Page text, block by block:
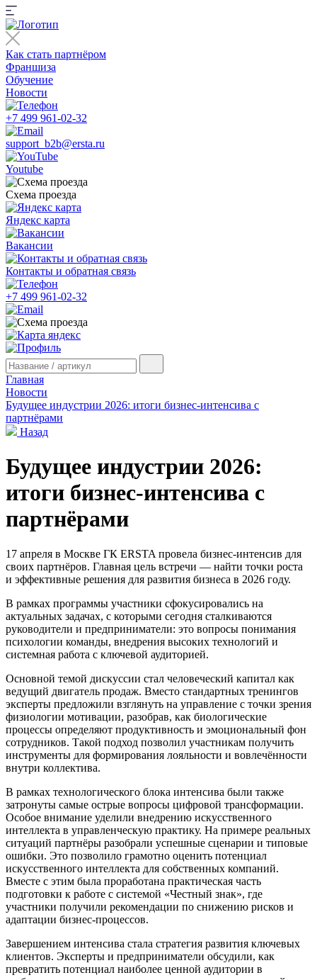
Как стать партнёром
Франшиза
Обучение
Новости
+7 499 961-02-32
support_b2b@ersta.ru
Youtube
Схема проезда
Яндекс карта
Вакансии
Контакты и обратная связь
+7 499 961-02-32
Главная
Новости
Будущее индустрии 2026: итоги бизнес-интенсива с
партнёрами
Назад
Будущее индустрии 2026:
итоги бизнес-интенсива с
партнёрами
17 апреля в Москве ГК ERSTA провела бизнес-интенсив для
своих партнёров. Главная цель встречи — найти точки роста
и эффективные решения для развития бизнеса в 2026 году.
В рамках программы участники сфокусировались на
актуальных задачах, с которыми сегодня сталкиваются
руководители и предприниматели: это вопросы понимания
психологии команды, внедрения высоких технологий и
системная работа с ключевой аудиторией.
Основной темой дискуссии стал человеческий капитал как
ведущий двигатель продаж. Вместо стандартных тренингов
эксперты предложили взглянуть на управление с точки зрения
физиологии мотивации, разобрав, как биологические
процессы определяют продуктивность и эмоциональный фон
сотрудников. Такой подход позволил участникам получить
инструменты для формирования лояльности и вовлечённости
внутри коллектива.
В рамках технологического блока интенсива были также
затронуты самые острые вопросы цифровой трансформации.
Особое внимание уделили внедрению искусственного
интеллекта в управленческую практику. На примере реальных
ситуаций партнёры разобрали успешные сценарии и типовые
ошибки. Это позволило грамотно оценить потенциал
искусственного интеллекта для собственных компаний.
Вместе с этим была проработана практическая часть
подготовки к работе с системой «Честный знак», где
участники получили рекомендации по снижению рисков и
адаптации бизнес-процессов.
Завершением интенсива стала стратегия развития ключевых
клиентов. Эксперты и предприниматели обсудили, как
превратить потенциал наиболее ценной аудитории в